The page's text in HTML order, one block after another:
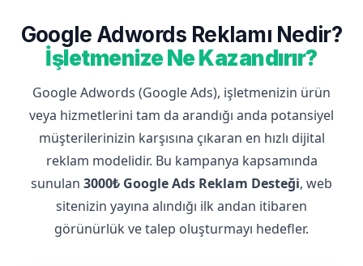
Google Adwords Reklamı Nedir?
İşletmenize Ne Kazandırır?
Google Adwords (Google Ads), işletmenizin ürün
veya hizmetlerini tam da arandığı anda potansiyel
müşterilerinizin karşısına çıkaran en hızlı dijital
reklam modelidir. Bu kampanya kapsamında
sunulan 3000₺ Google Ads Reklam Desteği, web
sitenizin yayına alındığı ilk andan itibaren
görünürlük ve talep oluşturmayı hedefler.